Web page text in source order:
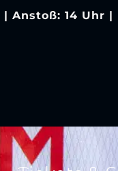
| Anstoß: 14 Uhr |